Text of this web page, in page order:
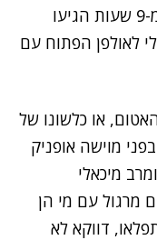
הטילים הבאה, מדי יום במשך יותר מ-9 שעות הגיעו
לאולפן הפתוח עם
או כלשונו של
מוישה אופניק
מיכאלי
מרגול עם מי הן
דווקא לא